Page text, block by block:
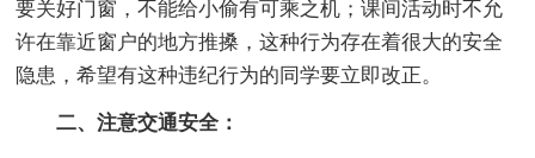
要关好门窗，不能给小偷有可乘之机；课间活动时不允
许在靠近窗户的地方推搡，这种行为存在着很大的安全
隐患，希望有这种违纪行为的同学要立即改正。
二、注意交通安全：